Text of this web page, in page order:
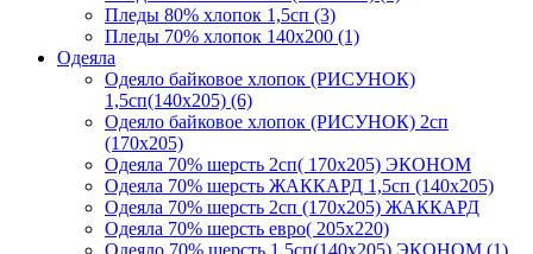
Пледы 80% хлопок 1,5сп (3)
Пледы 70% хлопок 140х200 (1)
Одеяла
Одеяло байковое хлопок (РИСУНОК)
1,5сп(140х205) (6)
Одеяло байковое хлопок (РИСУНОК) 2сп
(170х205)
Одеяла 70% шерсть 2сп( 170х205) ЭКОНОМ
Одеяла 70% шерсть ЖАККАРД 1,5сп (140х205)
Одеяла 70% шерсть 2сп (170х205) ЖАККАРД
Одеяла 70% шерсть евро( 205х220)
Одеяло 70% шерсть 1,5сп(140х205) ЭКОНОМ (1)